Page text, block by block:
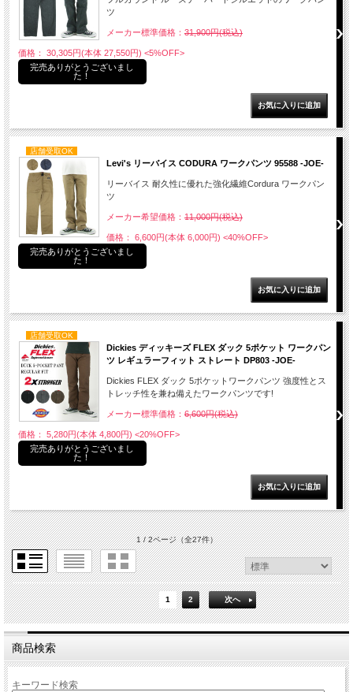
ツ
メーカー標準価格： 31,900円(税込)
価格： 30,305円(本体 27,550円) <5%OFF>
完売ありがとうございまし
た！
店舗受取OK
Levi's リーバイス CODURA ワークパンツ 95588 -JOE-
リーバイス 耐久性に優れた強化繊維Cordura ワークパン
ツ
メーカー希望価格： 11,000円(税込)
価格： 6,600円(本体 6,000円) <40%OFF>
完売ありがとうございまし
た！
店舗受取OK
Dickies ディッキーズ FLEX ダック 5ポケット ワークパン
ツ レギュラーフィット ストレート DP803 -JOE-
Dickies FLEX ダック 5ポケットワークパンツ 強度性とス
トレッチ性を兼ね備えたワークパンツです!
メーカー標準価格： 6,600円(税込)
価格： 5,280円(本体 4,800円) <20%OFF>
完売ありがとうございまし
た！
1 / 2ページ（全27件）
1 2 次へ
商品検索
キーワード検索